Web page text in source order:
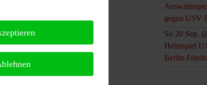
gegen USV
So 20 Sep.
Heimspiel
Berlin-